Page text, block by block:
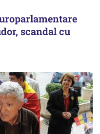
scandal cu